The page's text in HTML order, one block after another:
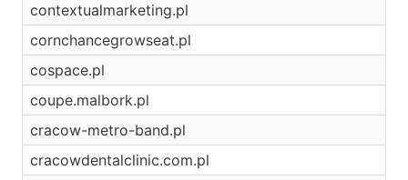
contextualmarketing.pl
cornchancegrowseat.pl
cospace.pl
coupe.malbork.pl
cracow-metro-band.pl
cracowdentalclinic.com.pl